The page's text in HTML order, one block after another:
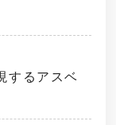
するアスベ